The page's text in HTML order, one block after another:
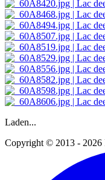
Laden...
Copyright © 2013 - 2026